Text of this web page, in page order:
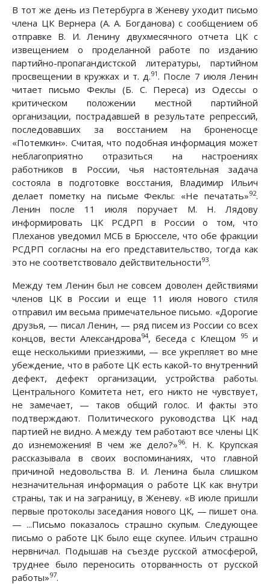
В тот же день из Петербурга в Женеву уходит письмо
члена ЦК Вернера (А. А. Богданова) с сообщением об
отправке В. И. Ленину двухмесячного отчета ЦК с
извещением о проделанной работе по изданию
партийно-пропагандистской литературы, партийном
просвещении в кружках и т. д.91 . После 7 июля Ленин
читает письмо Феклы (Б. С. Переса) из Одессы о
критическом положении местной партийной
организации, пострадавшей в результате репрессий,
последовавших за восстанием на броненосце
«Потемкин». Считая, что подобная информация может
неблагоприятно отразиться на настроениях
работников в России, чья настоятельная задача
состояла в подготовке восстания, Владимир Ильич
делает пометку на письме Феклы: «Не печатать»92.
Ленин после 11 июля поручает М. Н. Лядову
информировать ЦК РСДРП в России о том, что
Плеханов уведомил МСБ в Брюсселе, что обе фракции
РСДРП согласны на его представительство, тогда как
это не соответствовало действительности93.
Между тем Ленин был не совсем доволен действиями
членов ЦК в России и еще 11 июля нового стиля
отправил им весьма примечательное письмо. «Дорогие
друзья, — писал Ленин, — ряд писем из России со всех
концов, вести Александрова94, беседа с Клещом 95 и
еще несколькими приезжими, — все укрепляет во мне
убеждение, что в работе ЦК есть какой-то внутренний
дефект, дефект организации, устройства работы.
Центрального Комитета нет, его никто не чувствует,
не замечает, — таков общий голос. И факты это
подтверждают. Политического руководства ЦК над
партией не видно. А между тем работают все члены ЦК
до изнеможения! В чем же дело?»96. Н. К. Крупская
рассказывала в своих воспоминаниях, что главной
причиной недовольства В. И. Ленина была слишком
незначительная информация о работе ЦК как внутри
страны, так и на заграницу, в Женеву. «В июле пришли
первые протоколы заседания нового ЦК, — пишет она.
— ...Письмо показалось страшно скупым. Следующее
письмо о работе ЦК было еще скупее. Ильич страшно
нервничал. Подышав на съезде русской атмосферой,
труднее было переносить оторванность от русской
работы»97.